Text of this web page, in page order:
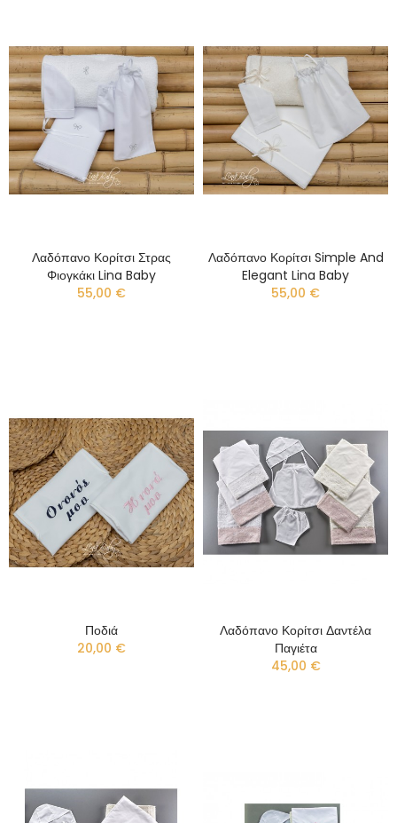
Λαδόπανο Κορίτσι Στρας
Φιογκάκι Lina Baby
55,00 €
Λαδόπανο Κορίτσι Simple And
Elegant Lina Baby
55,00 €
Ποδιά
20,00 €
Λαδόπανο Κορίτσι Δαντέλα
Παγιέτα
45,00 €